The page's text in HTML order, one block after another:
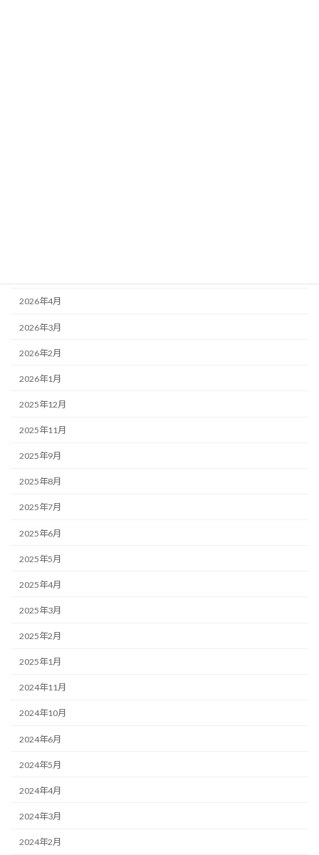
2026年4月
2026年3月
2026年2月
2026年1月
2025年12月
2025年11月
2025年9月
2025年8月
2025年7月
2025年6月
2025年5月
2025年4月
2025年3月
2025年2月
2025年1月
2024年11月
2024年10月
2024年6月
2024年5月
2024年4月
2024年3月
2024年2月